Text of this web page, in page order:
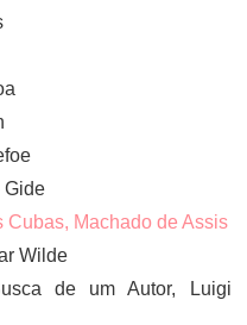
Gide
Cubas, Machado de Assis
Wilde
de um Autor, Luigi